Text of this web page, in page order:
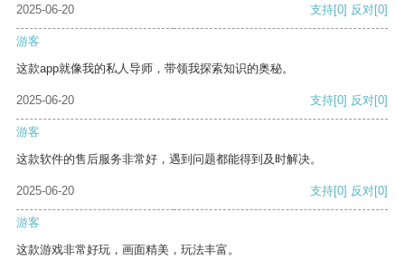
2025-06-20 支持[0] 反对[0]
游客
这款app就像我的私人导师，带领我探索知识的奥秘。
2025-06-20 支持[0] 反对[0]
游客
这款软件的售后服务非常好，遇到问题都能得到及时解决。
2025-06-20 支持[0] 反对[0]
游客
这款游戏非常好玩，画面精美，玩法丰富。